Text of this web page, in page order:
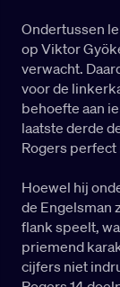
Ondertussen
op Viktor
verwacht.
voor de
behoefte aan
laatste derde
Rogers perfect
Hoewel hij
de Engelsman
flank speelt,
priemend
cijfers niet